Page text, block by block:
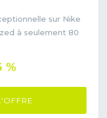
sur Nike
à seulement 80
%